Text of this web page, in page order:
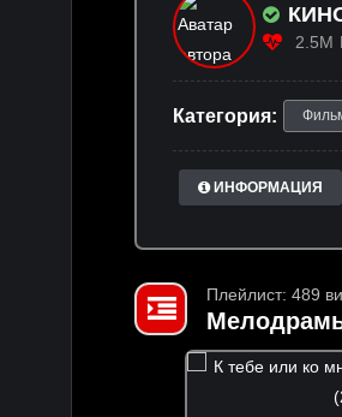
2.5M
Категория:
ИНФОРМАЦИЯ
Плейлист: 489